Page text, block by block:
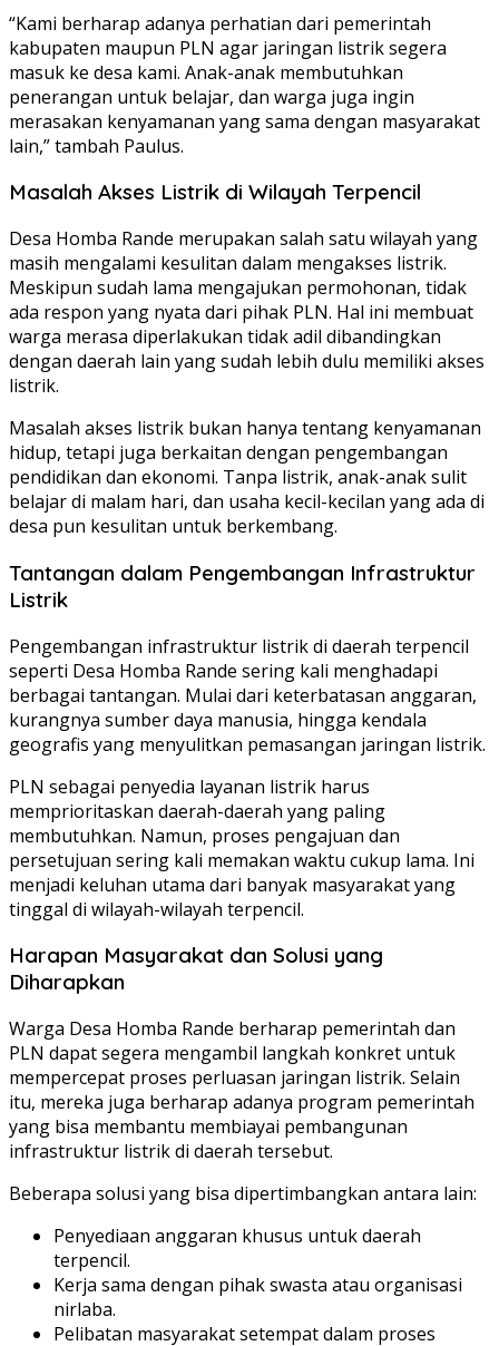
“Kami berharap adanya perhatian dari pemerintah
kabupaten maupun PLN agar jaringan listrik segera
masuk ke desa kami. Anak-anak membutuhkan
penerangan untuk belajar, dan warga juga ingin
merasakan kenyamanan yang sama dengan masyarakat
lain,” tambah Paulus.
Masalah Akses Listrik di Wilayah Terpencil
Desa Homba Rande merupakan salah satu wilayah yang
masih mengalami kesulitan dalam mengakses listrik.
Meskipun sudah lama mengajukan permohonan, tidak
ada respon yang nyata dari pihak PLN. Hal ini membuat
warga merasa diperlakukan tidak adil dibandingkan
dengan daerah lain yang sudah lebih dulu memiliki akses
listrik.
Masalah akses listrik bukan hanya tentang kenyamanan
hidup, tetapi juga berkaitan dengan pengembangan
pendidikan dan ekonomi. Tanpa listrik, anak-anak sulit
belajar di malam hari, dan usaha kecil-kecilan yang ada di
desa pun kesulitan untuk berkembang.
Tantangan dalam Pengembangan Infrastruktur
Listrik
Pengembangan infrastruktur listrik di daerah terpencil
seperti Desa Homba Rande sering kali menghadapi
berbagai tantangan. Mulai dari keterbatasan anggaran,
kurangnya sumber daya manusia, hingga kendala
geografis yang menyulitkan pemasangan jaringan listrik.
PLN sebagai penyedia layanan listrik harus
memprioritaskan daerah-daerah yang paling
membutuhkan. Namun, proses pengajuan dan
persetujuan sering kali memakan waktu cukup lama. Ini
menjadi keluhan utama dari banyak masyarakat yang
tinggal di wilayah-wilayah terpencil.
Harapan Masyarakat dan Solusi yang
Diharapkan
Warga Desa Homba Rande berharap pemerintah dan
PLN dapat segera mengambil langkah konkret untuk
mempercepat proses perluasan jaringan listrik. Selain
itu, mereka juga berharap adanya program pemerintah
yang bisa membantu membiayai pembangunan
infrastruktur listrik di daerah tersebut.
Beberapa solusi yang bisa dipertimbangkan antara lain:
Penyediaan anggaran khusus untuk daerah
terpencil.
Kerja sama dengan pihak swasta atau organisasi
nirlaba.
Pelibatan masyarakat setempat dalam proses